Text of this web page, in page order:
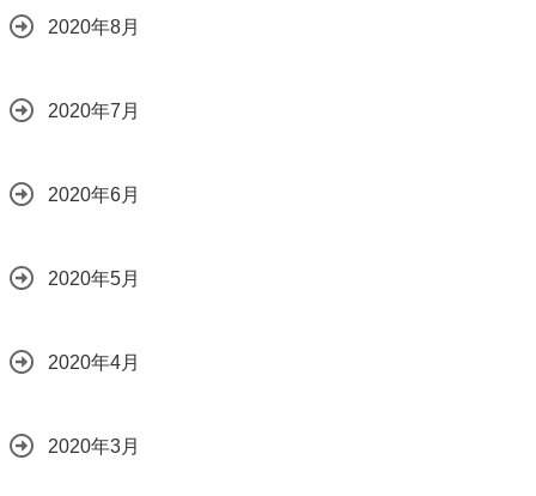
2020年8月
2020年7月
2020年6月
2020年5月
2020年4月
2020年3月